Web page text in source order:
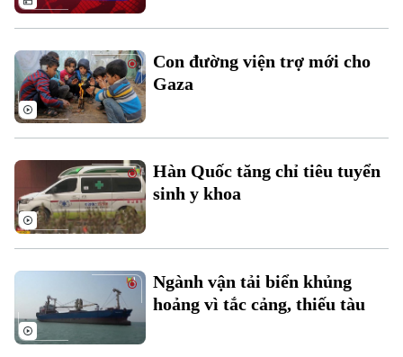
Tòa soạn
0865.116.699 (hotline)
Tòa soạn
0865.116.699
Con đường viện trợ mới cho
Gaza
Hàn Quốc tăng chỉ tiêu tuyển
sinh y khoa
Ngành vận tải biển khủng
hoảng vì tắc cảng, thiếu tàu